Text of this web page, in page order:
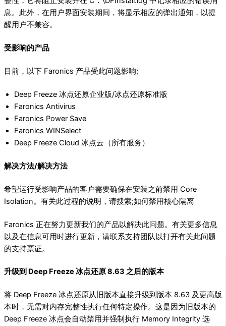
息。此外，在用户界面安装期间，将显示相应的弹出通知，以提
醒用户不兼容。
受影响的产品
目前，以下 Faronics 产品受此问题影响;
Deep Freeze 冰点还原企业版/冰点还原标准版
Faronics Antivirus
Faronics Power Save
Faronics WINSelect
Deep Freeze Cloud 冰点云（所有服务）
解决方法/解决方法
希望运行受影响产品的客户需要确保在安装之前禁用 Core
Isolation。有关此过程的说明，请搜索;如何禁用核心隔离
Faronics 正在努力更新我们的产品以解决此问题。有关更多信息
以及在信息可用时进行更新，请联系支持团队以打开有关此问题
的支持票证。
升级到 Deep Freeze 冰点还原 8.63 之后的版本
将 Deep Freeze 冰点还原从旧版本直接升级到版本 8.63 及更高版
本时，无需对内存完整性执行任何特定操作。这是因为旧版本的
Deep Freeze 冰点会自动禁用并强制执行 Memory Integrity 选